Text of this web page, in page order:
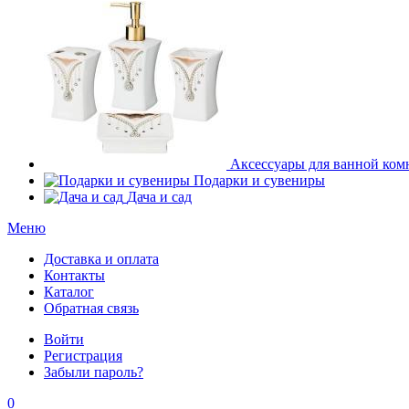
Аксессуары для ванной
Подарки и сувениры
Дача и сад
Меню
Доставка и оплата
Контакты
Каталог
Обратная связь
Войти
Регистрация
Забыли пароль?
0